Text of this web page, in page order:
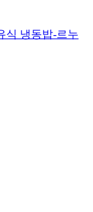
식 냉동밥-르누